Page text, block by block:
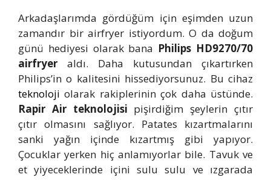
Arkadaşlarımda gördüğüm için eşimden uzun
zamandır bir airfryer istiyordum. O da doğum
günü hediyesi olarak bana Philips HD9270/70
airfryer aldı. Daha kutusundan çıkartırken
Philips’in o kalitesini hissediyorsunuz. Bu cihaz
teknoloji olarak rakiplerinin çok daha üstünde.
Rapir Air teknolojisi pişirdiğim şeylerin çıtır
çıtır olmasını sağlıyor. Patates kızartmalarını
sanki yağın içinde kızartmış gibi yapıyor.
Çocuklar yerken hiç anlamıyorlar bile. Tavuk ve
et yiyeceklerinde içini sulu sulu ve ızgarada